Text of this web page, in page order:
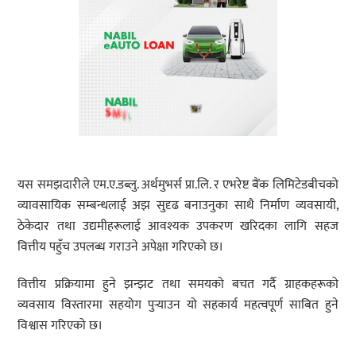
यस समझदारीले एम.ए.डब्लु. अर्थमुभर्स प्रा.लि. र एभरेष्ट बैंक लिमिटेडबीचको
व्यावसायिक सम्बन्धलाई अझ सुदृढ बनाउनुका साथै निर्माण व्यवसायी,
ठेकेदार तथा उद्यमीहरूलाई आवश्यक उपकरण खरिदका लागि सहज
वित्तीय पहुँच उपलब्ध गराउने अपेक्षा गरिएको छ।
वित्तीय प्रक्रियामा हुने झन्झट तथा समयको बचत गर्दै ग्राहकहरूको
व्यवसाय विस्तारमा सहयोग पुर्‍याउन यो सहकार्य महत्वपूर्ण साबित हुने
विश्वास गरिएको छ।